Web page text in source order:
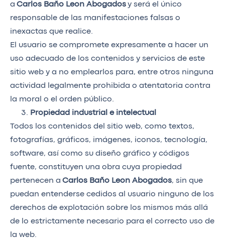
a Carlos Baño Leon Abogados y será el único
responsable de las manifestaciones falsas o
inexactas que realice.
El usuario se compromete expresamente a hacer un
uso adecuado de los contenidos y servicios de este
sitio web y a no emplearlos para, entre otros ninguna
actividad legalmente prohibida o atentatoria contra
la moral o el orden público.
Propiedad industrial e intelectual
Todos los contenidos del sitio web, como textos,
fotografías, gráficos, imágenes, iconos, tecnología,
software, así como su diseño gráfico y códigos
fuente, constituyen una obra cuya propiedad
pertenecen a Carlos Baño Leon Abogados, sin que
puedan entenderse cedidos al usuario ninguno de los
derechos de explotación sobre los mismos más allá
de lo estrictamente necesario para el correcto uso de
la web.